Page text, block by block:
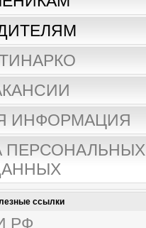
ИНФОРМАЦИЯ
ПЕРСОНАЛЬНЫХ
ссылки
РФ